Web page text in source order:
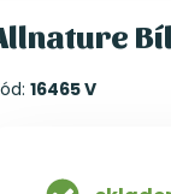
16465 V